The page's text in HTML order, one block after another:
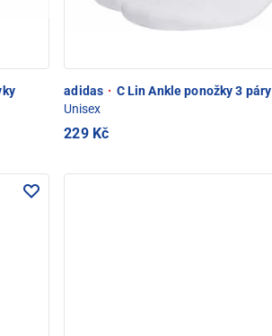
adidas · C Lin Ankle ponožky 3 páry
Unisex
229 Kč